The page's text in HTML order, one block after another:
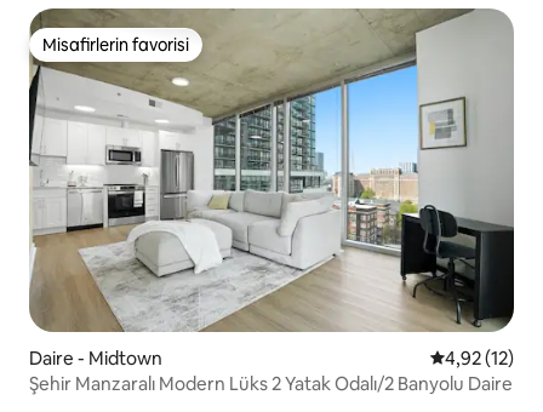
Misafirlerin favorisi
Misafirlerin favorisi
Daire - Midtown 5 üzerinden
4,92 (12)
Şehir Manzaralı Modern Lüks 2 Yatak Odalı/2 Banyolu Daire